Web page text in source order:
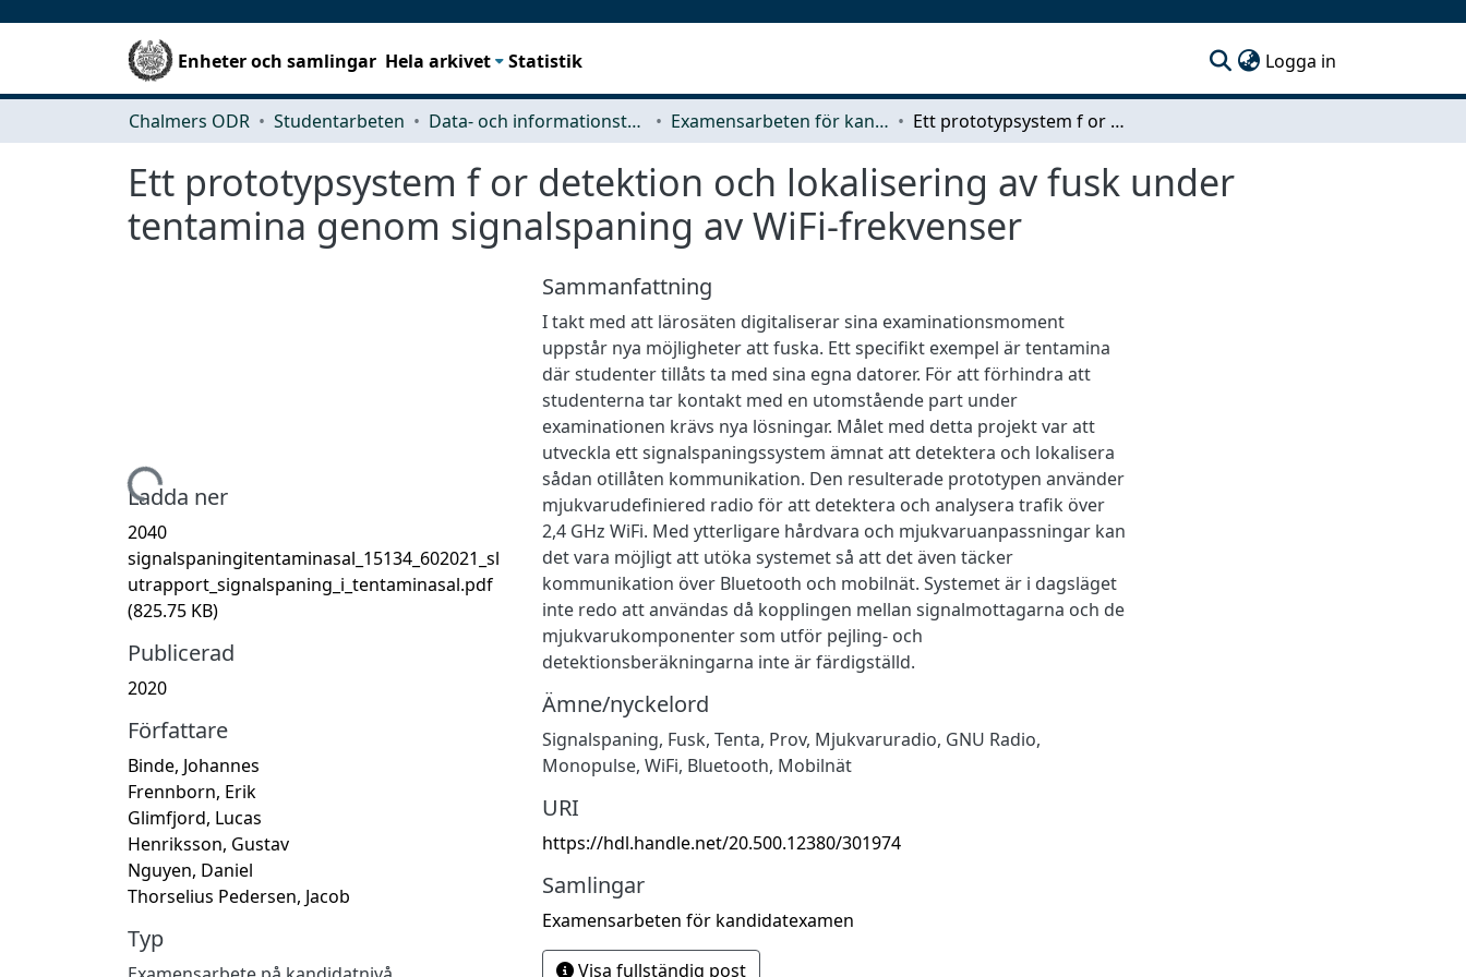
Enheter och samlingar Hela arkivet Statistik Logga in
Chalmers ODR Studentarbeten Data- och informationsteknik (CSE) Examensarbeten för kandidatexamen Ett prototypsystem f or detektion och lokalisering av fusk under tentamina genom signalspaning av WiFi-frekvenser
Ett prototypsystem f or detektion och lokalisering av fusk under
tentamina genom signalspaning av WiFi-frekvenser
Hämtar...
Ladda ner
2040
signalspaningitentaminasal_15134_602021_sl
utrapport_signalspaning_i_tentaminasal.pdf
(825.75 KB)
Publicerad
2020
Författare
Binde, Johannes
Frennborn, Erik
Glimfjord, Lucas
Henriksson, Gustav
Nguyen, Daniel
Thorselius Pedersen, Jacob
Typ
Sammanfattning
I takt med att lärosäten digitaliserar sina examinationsmoment
uppstår nya möjligheter att fuska. Ett specifikt exempel är tentamina
där studenter tillåts ta med sina egna datorer. För att förhindra att
studenterna tar kontakt med en utomstående part under
examinationen krävs nya lösningar. Målet med detta projekt var att
utveckla ett signalspaningssystem ämnat att detektera och lokalisera
sådan otillåten kommunikation. Den resulterade prototypen använder
mjukvarudefiniered radio för att detektera och analysera trafik över
2,4 GHz WiFi. Med ytterligare hårdvara och mjukvaruanpassningar kan
det vara möjligt att utöka systemet så att det även täcker
kommunikation över Bluetooth och mobilnät. Systemet är i dagsläget
inte redo att användas då kopplingen mellan signalmottagarna och de
mjukvarukomponenter som utför pejling- och
detektionsberäkningarna inte är färdigställd.
Ämne/nyckelord
Signalspaning, Fusk, Tenta, Prov, Mjukvaruradio, GNU Radio,
Monopulse, WiFi, Bluetooth, Mobilnät
URI
https://hdl.handle.net/20.500.12380/301974
Samlingar
Examensarbeten för kandidatexamen
Visa fullständig post